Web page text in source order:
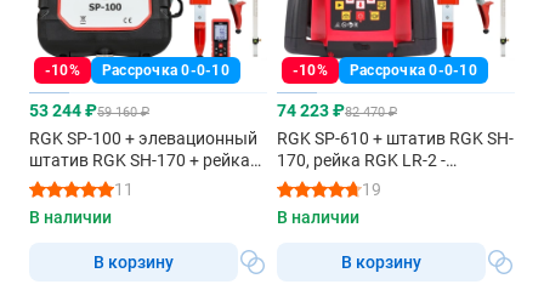
-10% Рассрочка 0-0-10
53 244 ₽59 160 ₽
RGK SP-100 + элевационный
штатив RGK SH-170 + рейка
RGK LR-2 + дальномер RGK
DL100 - ротационный
нивелир с красным лучом
11
В наличии
В корзину
-10% Рассрочка 0-0-10
74 223 ₽82 470 ₽
RGK SP-610 + штатив RGK SH-
170, рейка RGK LR-2 -
ротационный нивелир с
красным лучом
19
В наличии
В корзину